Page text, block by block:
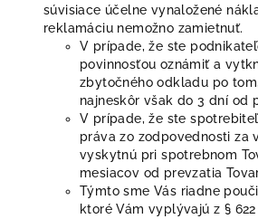
súvisiace účelne vynaložené
reklamáciu nemožno zamietnuť.
V prípade, že ste
povinnosťou oznámiť a
zbytočného odkladu po
najneskôr však do 3 dní od
V prípade, že ste
práva zo zodpovednosti za
vyskytnú pri spotrebnom
mesiacov od prevzatia
Týmto sme Vás riadne
ktoré Vám vyplývajú z §